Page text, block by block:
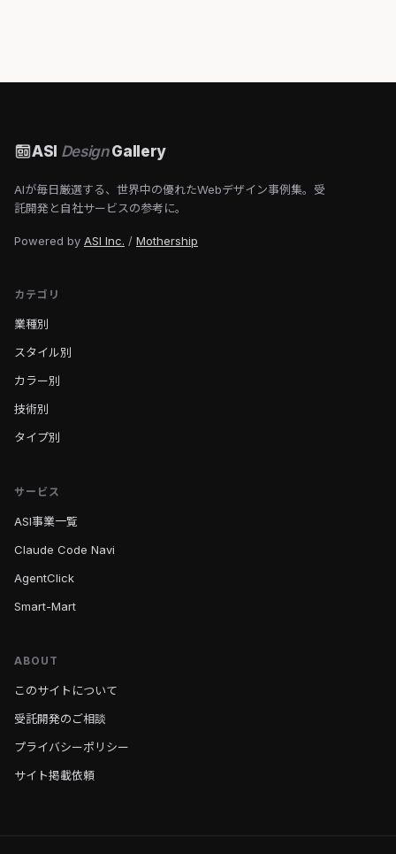
ASI DesignGallery
AIが毎日厳選する、世界中の優れたWebデザイン事例集。受
託開発と自社サービスの参考に。
Powered by ASI Inc. / Mothership
カテゴリ
業種別
スタイル別
カラー別
技術別
タイプ別
サービス
ASI事業一覧
Claude Code Navi
AgentClick
Smart-Mart
ABOUT
このサイトについて
受託開発のご相談
プライバシーポリシー
サイト掲載依頼